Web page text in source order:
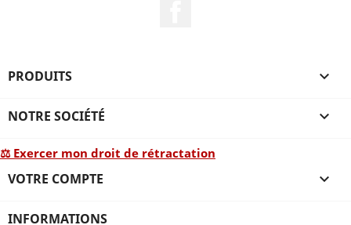
PRODUITS 
NOTRE SOCIÉTÉ 
⚖ Exercer mon droit de rétractation
VOTRE COMPTE 
INFORMATIONS